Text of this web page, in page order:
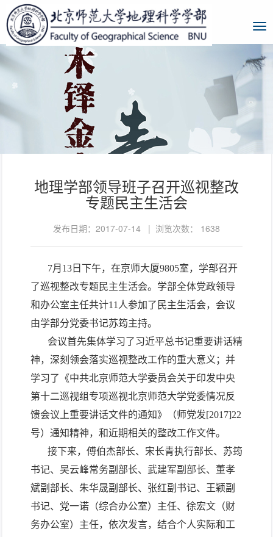
地理学部领导班子召开巡视整改
专题民主生活会
发布日期：2017-07-14 | 浏览次数： 1638
7月13日下午，在京师大厦9805室，学部召开
了巡视整改专题民主生活会。学部全体党政领导
和办公室主任共计11人参加了民主生活会，会议
由学部分党委书记苏筠主持。
会议首先集体学习了习近平总书记重要讲话精
神，深刻领会落实巡视整改工作的重大意义；并
学习了《中共北京师范大学委员会关于印发中央
第十二巡视组专项巡视北京师范大学党委情况反
馈会议上重要讲话文件的通知》（师党发[2017]22
号）通知精神，和近期相关的整改工作文件。
接下来，傅伯杰部长、宋长青执行部长、苏筠
书记、吴云峰常务副部长、武建军副部长、董孝
斌副部长、朱华晟副部长、张红副书记、王颖副
书记、党一诺（综合办公室）主任、徐宏文（财
务办公室）主任，依次发言，结合个人实际和工